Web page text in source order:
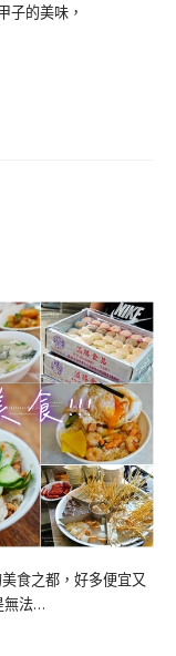
子的美味，
食之都，好多便宜又
無法…